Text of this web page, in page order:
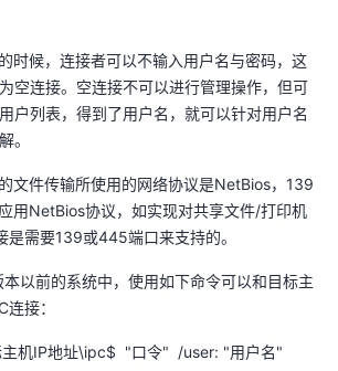
时候，连接者可以不输入用户名与密码，这
空连接。空连接不可以进行管理操作，但可
户列表，得到了用户名，就可以针对用户名
。
文件传输所使用的网络协议是NetBios，139
用NetBios协议，如实现对共享文件/打印机
是需要139或445端口来支持的。
以前的系统中，使用如下命令可以和目标主
接：
机IP地址\ipc$ "口令" /user: "用户名"